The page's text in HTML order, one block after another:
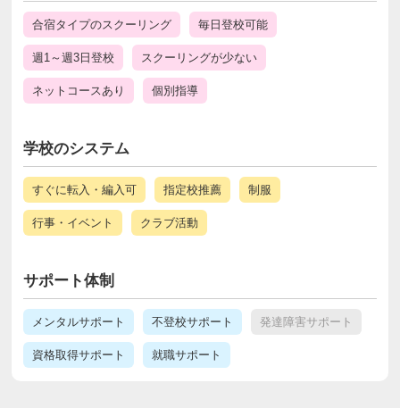
合宿タイプのスクーリング 毎日登校可能
週1～週3日登校 スクーリングが少ない
ネットコースあり 個別指導
学校のシステム
すぐに転入・編入可 指定校推薦 制服
行事・イベント クラブ活動
サポート体制
メンタルサポート 不登校サポート 発達障害サポート
資格取得サポート 就職サポート